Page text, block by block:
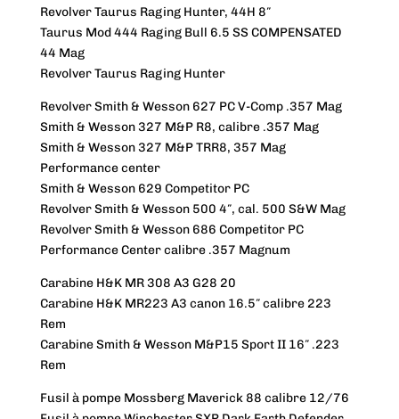
Revolver Taurus Raging Hunter, 44H 8″
Taurus Mod 444 Raging Bull 6.5 SS COMPENSATED
44 Mag
Revolver Taurus Raging Hunter
Revolver Smith & Wesson 627 PC V-Comp .357 Mag
Smith & Wesson 327 M&P R8, calibre .357 Mag
Smith & Wesson 327 M&P TRR8, 357 Mag
Performance center
Smith & Wesson 629 Competitor PC
Revolver Smith & Wesson 500 4″, cal. 500 S&W Mag
Revolver Smith & Wesson 686 Competitor PC
Performance Center calibre .357 Magnum
Carabine H&K MR 308 A3 G28 20
Carabine H&K MR223 A3 canon 16.5″ calibre 223
Rem
Carabine Smith & Wesson M&P15 Sport II 16″ .223
Rem
Fusil à pompe Mossberg Maverick 88 calibre 12/76